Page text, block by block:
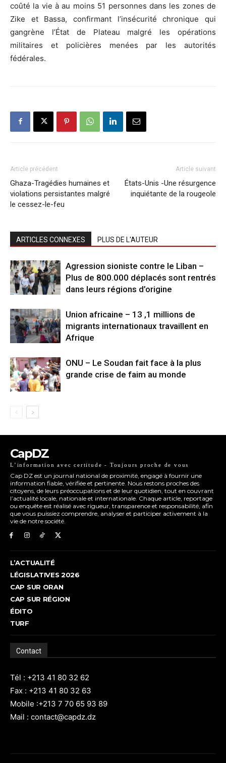
coûté la vie à au moins 51 personnes dans les zones de
Zike et Bassa, confirmant l’insécurité chronique qui
gangrène l’État de Plateau malgré les opérations
militaires et policières menées par les autorités
fédérales.
Article précédent
Ghaza-Tragédies humaines et
violations persistantes malgré
le cessez-le-feu
Article suivant
États-Unis -Une résurgence
inquiétante de la rougeole
ARTICLES CONNEXES PLUS DE L'AUTEUR
Agression sioniste contre le Liban –
Plus de 800.000 déplacés sont rentrés
dans leurs régions d’origine
Union africaine – 13 ,1 millions de
migrants internationaux travaillent en
Afrique
ONU – Le Soudan fait face à la plus
grande crise de faim au monde
CapDZ
L’information avec certitude - Toujours proche de vous
Cap DZ est un journal national de proximité, engagé à fournir une
information fiable, vérifiée et pertinente. Nous restons proches des
citoyens, de leurs préoccupations et de leur quotidien, tout en couvrant
l’actualité locale, nationale et internationale. Chaque article, reportage
ou enquête est réalisé avec rigueur, transparence et responsabilité, afin
que vous puissiez comprendre, analyser et participer activement à la
vie de notre société.
L’ACTUALITÉ
LÉGISLATIVES 2026
CAP SUR ORAN
CAP SUR RÉGION
ÉDITO
TURF
Contact
Tél : +213 41 80 32 62
Fax : +213 41 80 32 63
Mobile :+213 7 70 65 93 89
Mail : contact@capdz.dz